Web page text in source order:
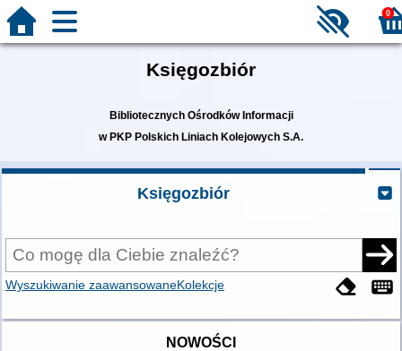
0
Księgozbiór
Bibliotecznych Ośrodków Informacji
w PKP Polskich Liniach Kolejowych S.A.
Księgozbiór
Wyszukiwanie zaawansowaneKolekcje
NOWOŚCI